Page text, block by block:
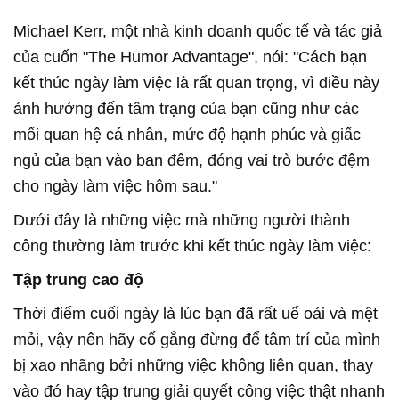
Michael Kerr, một nhà kinh doanh quốc tế và tác giả
của cuốn "The Humor Advantage", nói: "Cách bạn
kết thúc ngày làm việc là rất quan trọng, vì điều này
ảnh hưởng đến tâm trạng của bạn cũng như các
mối quan hệ cá nhân, mức độ hạnh phúc và giấc
ngủ của bạn vào ban đêm, đóng vai trò bước đệm
cho ngày làm việc hôm sau."
Dưới đây là những việc mà những người thành
công thường làm trước khi kết thúc ngày làm việc:
Tập trung cao độ
Thời điểm cuối ngày là lúc bạn đã rất uể oải và mệt
mỏi, vậy nên hãy cố gắng đừng để tâm trí của mình
bị xao nhãng bởi những việc không liên quan, thay
vào đó hay tập trung giải quyết công việc thật nhanh